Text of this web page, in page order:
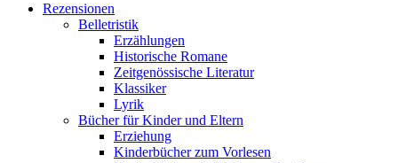
Rezensionen
Belletristik
Erzählungen
Historische Romane
Zeitgenössische Literatur
Klassiker
Lyrik
Bücher für Kinder und Eltern
Erziehung
Kinderbücher zum Vorlesen